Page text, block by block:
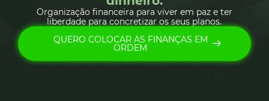
Organização financeira para viver em paz e ter
liberdade para concretizar os seus planos.
QUERO COLOCAR AS FINANÇAS EM
ORDEM